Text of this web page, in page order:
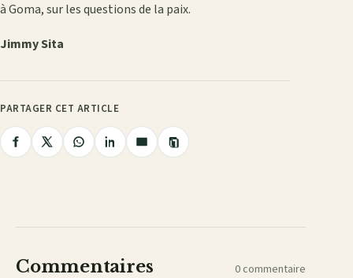
à Goma, sur les questions de la paix.
Jimmy Sita
PARTAGER CET ARTICLE
PartagerPartagerPartagerPartagerPartager
Copier
le
Commentaires 0 commentaire